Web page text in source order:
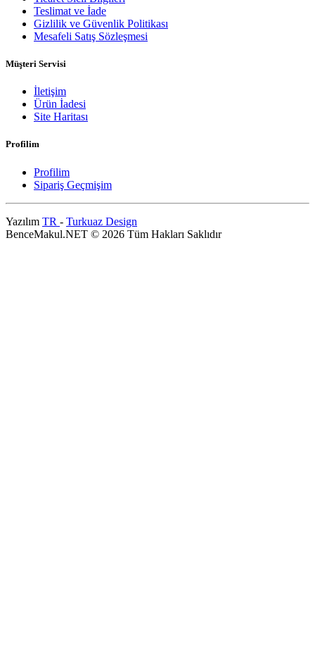
Teslimat ve İade
Gizlilik ve Güvenlik Politikası
Mesafeli Satış Sözleşmesi
Müşteri Servisi
İletişim
Ürün İadesi
Site Haritası
Profilim
Profilim
Sipariş Geçmişim
Yazılım TR - Turkuaz Design
BenceMakul.NET © 2026 Tüm Hakları Saklıdır